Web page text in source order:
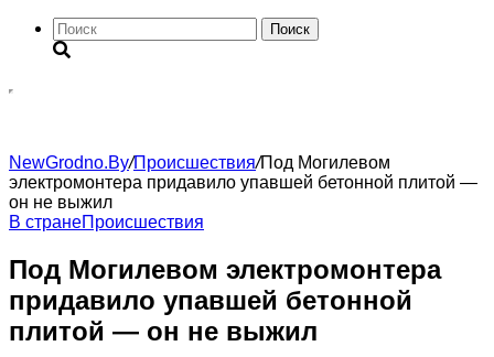
Поиск
NewGrodno.By/Происшествия/Под Могилевом
электромонтера придавило упавшей бетонной плитой —
он не выжил
В странеПроисшествия
Под Могилевом электромонтера
придавило упавшей бетонной
плитой — он не выжил